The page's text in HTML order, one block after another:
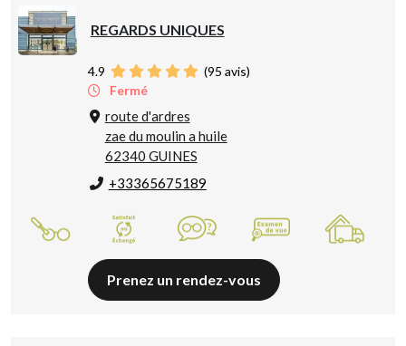
REGARDS UNIQUES
4.9 (95 avis)
Fermé
route d'ardres
zae du moulin a huile
62340 GUINES
+33365675189
Prenez un rendez-vous